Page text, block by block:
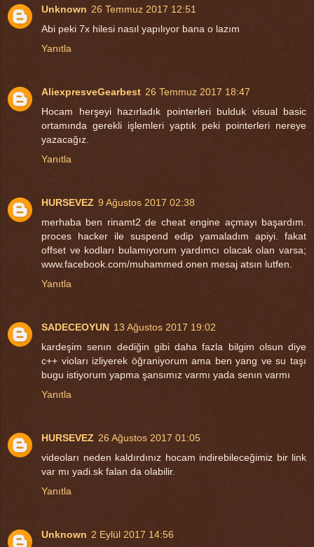
Unknown 26 Temmuz 2017 12:51
Abi peki 7x hilesi nasıl yapılıyor bana o lazım
Yanıtla
AliexpresveGearbest 26 Temmuz 2017 18:47
Hocam herşeyi hazırladık pointerleri bulduk visual basic
ortamında gerekli işlemleri yaptık peki pointerleri nereye
yazacağız.
Yanıtla
HURSEVEZ 9 Ağustos 2017 02:38
merhaba ben rinamt2 de cheat engine açmayı başardım.
proces hacker ile suspend edip yamaladım apiyi. fakat
offset ve kodları bulamıyorum yardımcı olacak olan varsa;
www.facebook.com/muhammed.onen mesaj atsın lutfen.
Yanıtla
SADECEOYUN 13 Ağustos 2017 19:02
kardeşim senın dediğin gibi daha fazla bilgim olsun diye
c++ vioları izliyerek öğraniyorum ama ben yang ve su taşı
bugu istiyorum yapma şansımız varmı yada senın varmı
Yanıtla
HURSEVEZ 26 Ağustos 2017 01:05
videoları neden kaldırdınız hocam indirebileceğimiz bir link
var mı yadi.sk falan da olabilir.
Yanıtla
Unknown 2 Eylül 2017 14:56